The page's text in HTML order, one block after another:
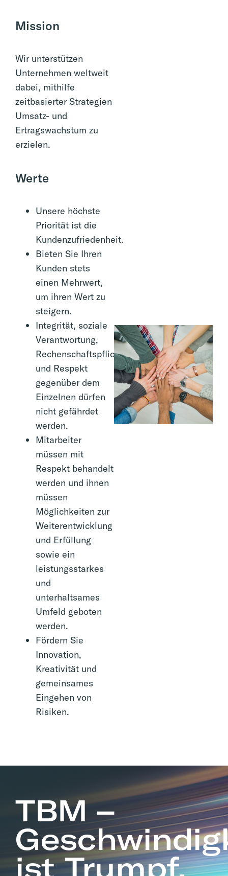
Mission
Wir unterstützen
Unternehmen weltweit
dabei, mithilfe
zeitbasierter Strategien
Umsatz- und
Ertragswachstum zu
erzielen.
Werte
Unsere höchste
Priorität ist die
Kundenzufriedenheit.
Bieten Sie Ihren
Kunden stets
einen Mehrwert,
um ihren Wert zu
steigern.
Integrität, soziale
Verantwortung,
Rechenschaftspflicht
und Respekt
gegenüber dem
Einzelnen dürfen
nicht gefährdet
werden.
Mitarbeiter
müssen mit
Respekt behandelt
werden und ihnen
müssen
Möglichkeiten zur
Weiterentwicklung
und Erfüllung
sowie ein
leistungsstarkes
und
unterhaltsames
Umfeld geboten
werden.
Fördern Sie
Innovation,
Kreativität und
gemeinsames
Eingehen von
Risiken.
TBM –
ist Trumpf.